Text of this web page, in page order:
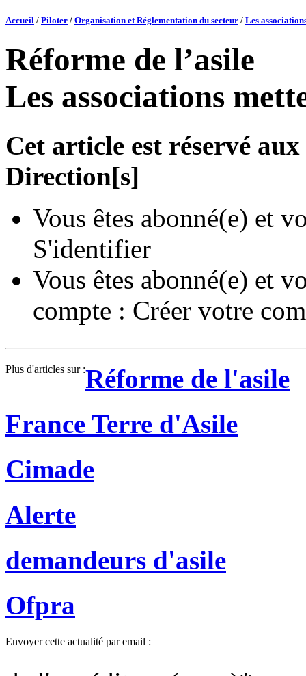
Accueil / Piloter / Organisation et Réglementation du secteur / Les
Réforme de l’asile
Les associations
Cet article est réservé
Direction[s]
Vous êtes abonné(e) et
S'identifier
Vous êtes abonné(e) et
compte : Créer votre
Plus d'articles sur :Réforme de l'asile
France Terre d'Asile
Cimade
Alerte
demandeurs d'asile
Ofpra
Envoyer cette actualité par email :